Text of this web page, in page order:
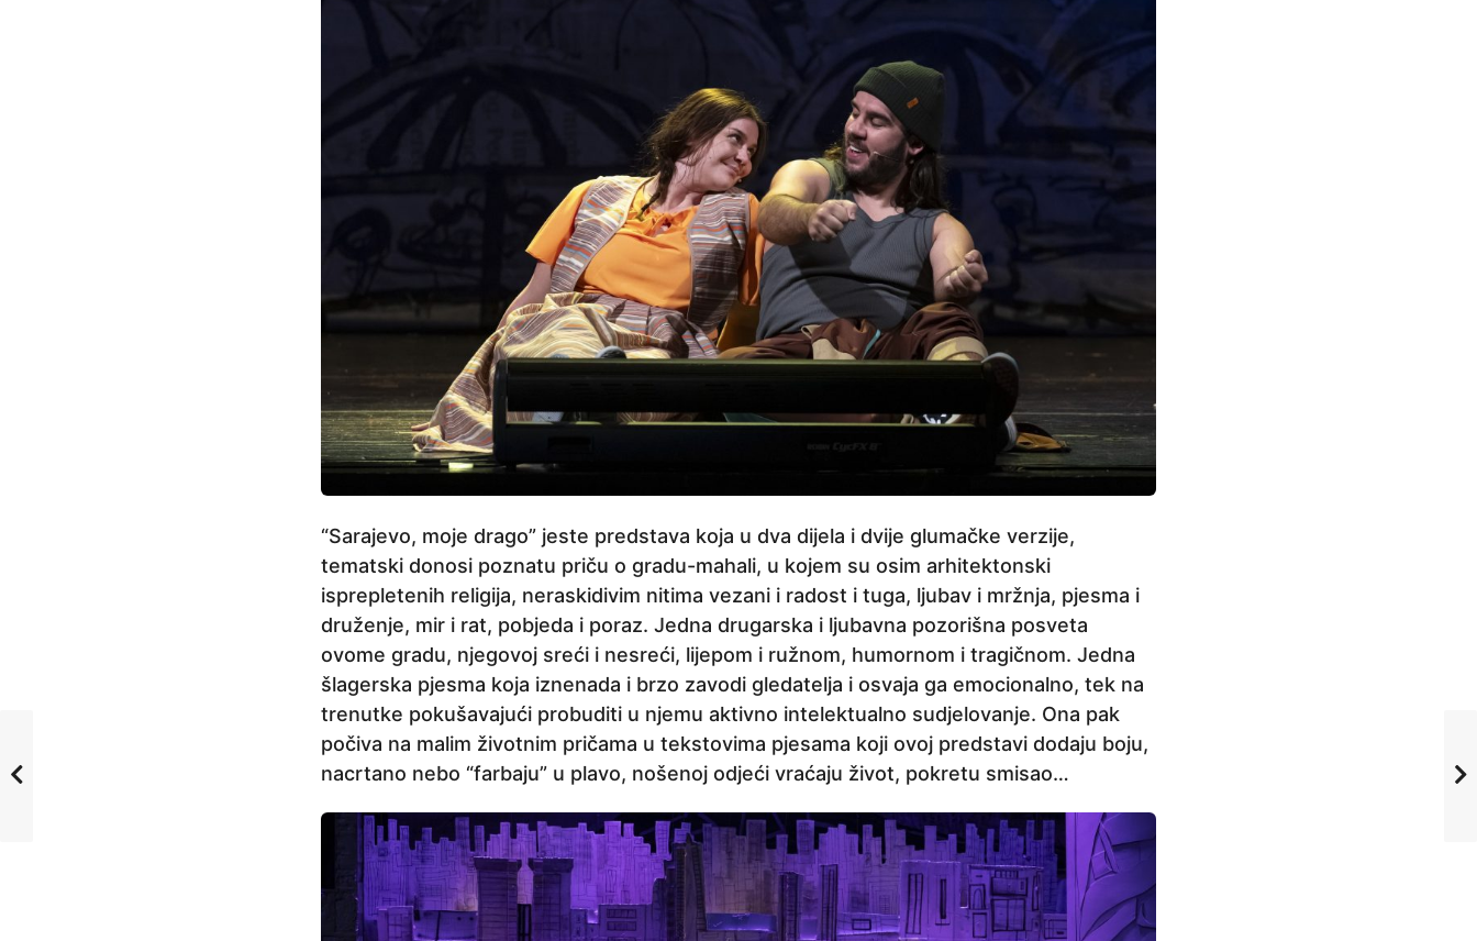
“Sarajevo, moje drago” jeste predstava koja u dva dijela i dvije glumačke verzije,
tematski donosi poznatu priču o gradu-mahali, u kojem su osim arhitektonski
isprepletenih religija, neraskidivim nitima vezani i radost i tuga, ljubav i mržnja, pjesma i
druženje, mir i rat, pobjeda i poraz. Jedna drugarska i ljubavna pozorišna posveta
ovome gradu, njegovoj sreći i nesreći, lijepom i ružnom, humornom i tragičnom. Jedna
šlagerska pjesma koja iznenada i brzo zavodi gledatelja i osvaja ga emocionalno, tek na
trenutke pokušavajući probuditi u njemu aktivno intelektualno sudjelovanje. Ona pak
počiva na malim životnim pričama u tekstovima pjesama koji ovoj predstavi dodaju boju,
nacrtano nebo “farbaju” u plavo, nošenoj odjeći vraćaju život, pokretu smisao…